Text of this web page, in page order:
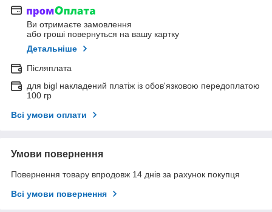
Ви отримаєте замовлення
або гроші повернуться на вашу картку
Детальніше
Післяплата
для bigl накладений платіж із обов'язковою передоплатою
100 гр
Всі умови оплати
Умови повернення
Повернення товару впродовж 14 днів за рахунок покупця
Всі умови повернення